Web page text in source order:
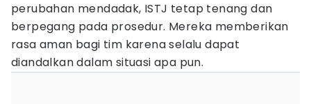
perubahan mendadak, ISTJ tetap tenang dan
berpegang pada prosedur. Mereka memberikan
rasa aman bagi tim karena selalu dapat
diandalkan dalam situasi apa pun.